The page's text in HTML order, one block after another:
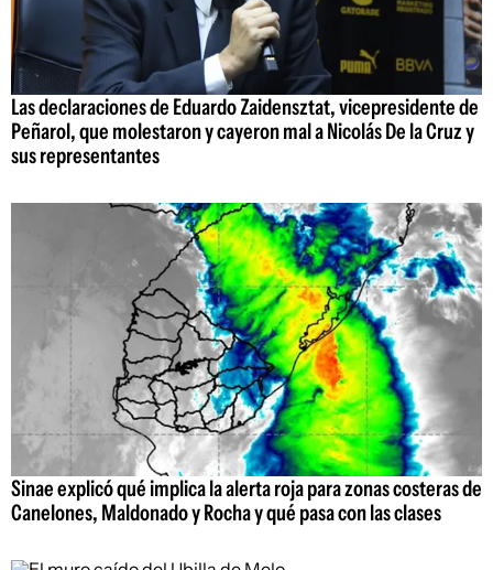
Las declaraciones de Eduardo Zaidensztat, vicepresidente de
Peñarol, que molestaron y cayeron mal a Nicolás De la Cruz y
sus representantes
Sinae explicó qué implica la alerta roja para zonas costeras de
Canelones, Maldonado y Rocha y qué pasa con las clases